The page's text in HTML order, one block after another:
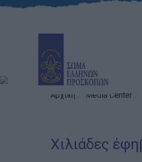
Αρχική Media Center
Χιλιάδες